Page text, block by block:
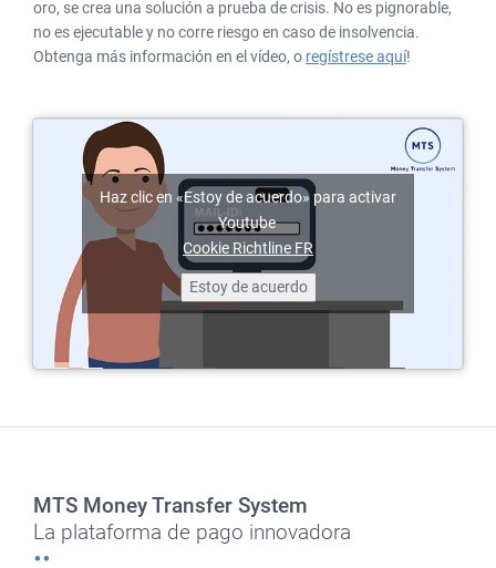
con
valor
oro, se crea una solución a prueba de crisis. No es pignorable,
no es ejecutable y no corre riesgo en caso de insolvencia.
Obtenga más información en el vídeo, o regístrese aquí!
Haz clic en «Estoy de acuerdo» para activar
Youtube
Cookie Richtline FR
Estoy de acuerdo
MTS Money Transfer System
La plataforma de pago innovadora